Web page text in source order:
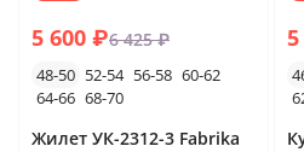
5 600 ₽6 425 ₽
48-50 52-54 56-58 60-62
64-66 68-70
Жилет УК-2312-3 Fabrika